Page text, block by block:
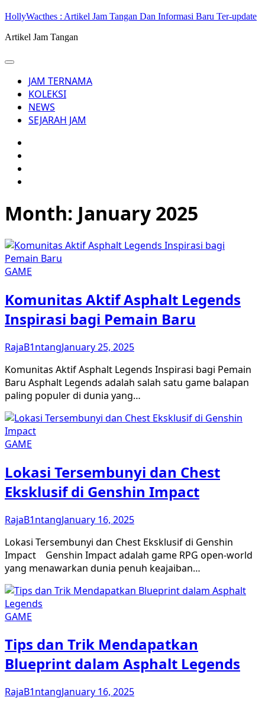
Skip
content
HollyWacthes : Artikel Jam Tangan Dan Informasi Baru Ter-update
Artikel Jam Tangan
JAM TERNAMA
KOLEKSI
NEWS
SEJARAH JAM
Month: January 2025
GAME
Komunitas Aktif Asphalt Legends
Inspirasi bagi Pemain Baru
RajaB1ntangJanuary 25, 2025
Komunitas Aktif Asphalt Legends Inspirasi bagi Pemain
Baru Asphalt Legends adalah salah satu game balapan
paling populer di dunia yang…
GAME
Lokasi Tersembunyi dan Chest
Eksklusif di Genshin Impact
RajaB1ntangJanuary 16, 2025
Lokasi Tersembunyi dan Chest Eksklusif di Genshin
Impact Genshin Impact adalah game RPG open-world
yang menawarkan dunia penuh keajaiban…
GAME
Tips dan Trik Mendapatkan
Blueprint dalam Asphalt Legends
RajaB1ntangJanuary 16, 2025